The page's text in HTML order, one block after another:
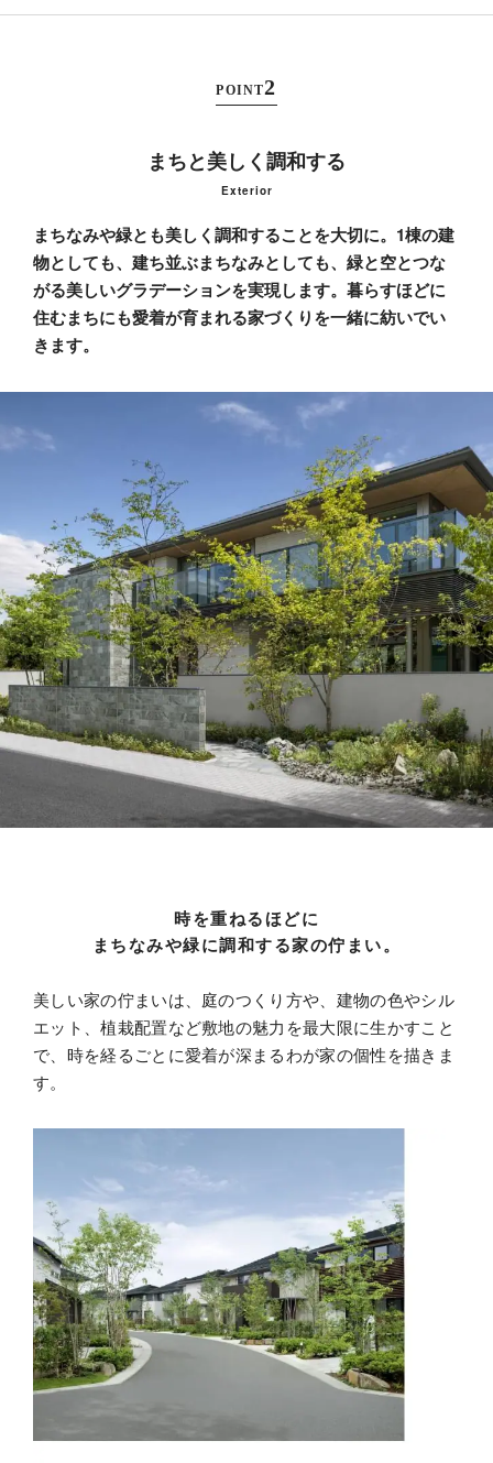
POINT
まちと美しく調和する
Exterior
まちなみや緑とも美しく調和することを大切に。 1棟の建
物としても、建ち並ぶまちなみとしても、緑と空とつな
がる美しいグラデーションを実現します。 暮らすほどに
住むまちにも愛着が育まれる家づくりを一緒に紡いでい
きます。
時を重ねるほどに
まちなみや緑に調和する家の佇まい。
美しい家の佇まいは、庭のつくり方や、建物の色やシル
エット、植栽配置など敷地の魅力を最大限に生かすこと
で、時を経るごとに愛着が深まるわが家の個性を描きま
す。